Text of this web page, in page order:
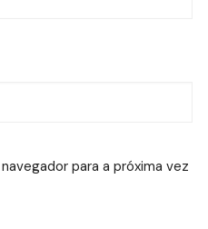
para a próxima vez